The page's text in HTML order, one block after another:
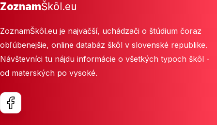
ZoznamŠkôl.eu
ZoznamŠkôl.eu je najväčší, uchádzači o štúdium čoraz
obľúbenejšie, online databáz škôl v slovenské republike.
Návštevníci tu nájdu informácie o všetkých typoch škôl -
od materských po vysoké.